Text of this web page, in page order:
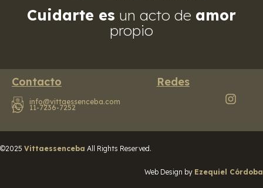
Cuidarte es un acto de amor
propio
Contacto
info@vittaessenceba.com
11-7236-7252
Redes
©2025 Vittaessenceba All Rights Reserved.
Web Design by Ezequiel Córdoba